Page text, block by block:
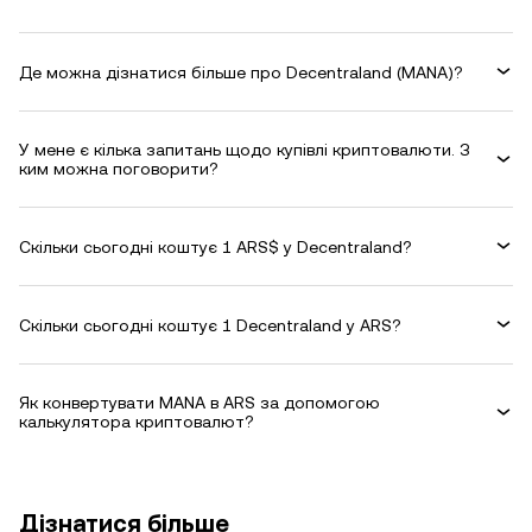
Де можна дізнатися більше про Decentraland (MANA)?
У мене є кілька запитань щодо купівлі криптовалюти. З
ким можна поговорити?
Скільки сьогодні коштує 1 ARS$ у Decentraland?
Скільки сьогодні коштує 1 Decentraland у ARS?
Як конвертувати MANA в ARS за допомогою
калькулятора криптовалют?
Дізнатися більше